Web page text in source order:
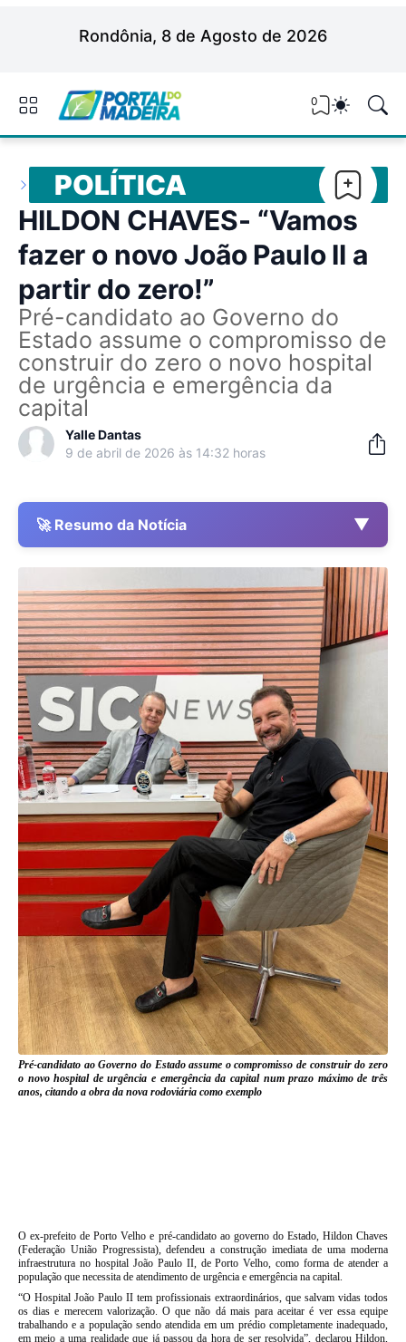
Rondônia, 8 de Agosto de 2026
0
POLÍTICA
HILDON CHAVES- “Vamos
fazer o novo João Paulo II a
partir do zero!”
Pré-candidato ao Governo do
Estado assume o compromisso de
construir do zero o novo hospital
de urgência e emergência da
capital
Yalle Dantas
9 de abril de 2026 às 14:32 horas
🚀 Resumo da Notícia ▼
Pré-candidato ao Governo do Estado assume o compromisso de construir do zero
o novo hospital de urgência e emergência da capital num prazo máximo de três
anos, citando a obra da nova rodoviária como exemplo
O ex-prefeito de Porto Velho e pré-candidato ao governo do Estado, Hildon Chaves
(Federação União Progressista), defendeu a construção imediata de uma moderna
infraestrutura no hospital João Paulo II, de Porto Velho, como forma de atender a
população que necessita de atendimento de urgência e emergência na capital.
“O Hospital João Paulo II tem profissionais extraordinários, que salvam vidas todos
os dias e merecem valorização. O que não dá mais para aceitar é ver essa equipe
trabalhando e a população sendo atendida em um prédio completamente inadequado,
em meio a uma realidade que já passou da hora de ser resolvida”, declarou Hildon,